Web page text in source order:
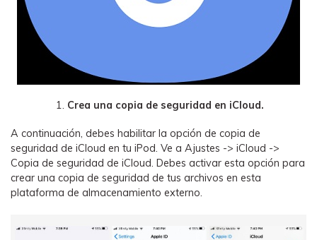
Crea una copia de seguridad en iCloud.
A continuación, debes habilitar la opción de copia de
seguridad de iCloud en tu iPod. Ve a Ajustes -> iCloud ->
Copia de seguridad de iCloud. Debes activar esta opción para
crear una copia de seguridad de tus archivos en esta
plataforma de almacenamiento externo.